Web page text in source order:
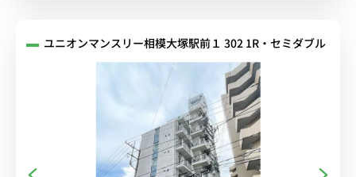
ユニオンマンスリー相模大塚駅前１ 302 1R・セミダブル